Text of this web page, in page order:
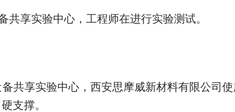
享实验中心，工程师在进行实验测试。
共享实验中心，西安思摩威新材料有限公司
支撑。